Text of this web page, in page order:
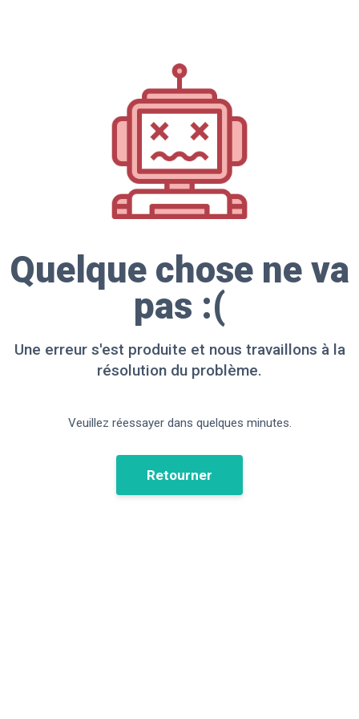
Quelque chose ne va
pas :(
Une erreur s'est produite et nous travaillons à la
résolution du problème.
Veuillez réessayer dans quelques minutes.
Retourner